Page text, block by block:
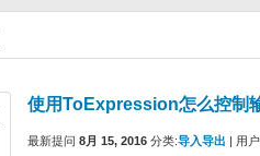
使用ToExpression怎么控制
最新提问 8月 15, 2016 分类:导入导出 用